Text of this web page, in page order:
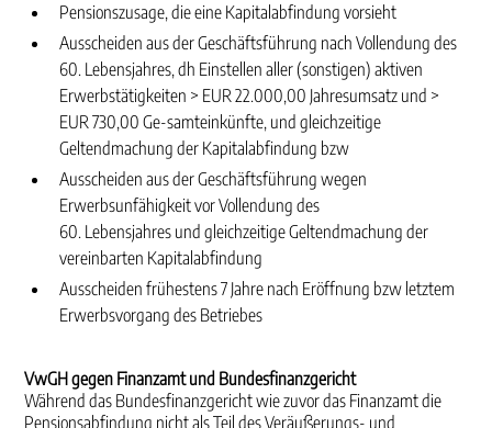
Pensionszusage, die eine Kapitalabfindung vorsieht
Ausscheiden aus der Geschäftsführung nach Vollendung des
60. Lebensjahres, dh Einstellen aller (sonstigen) aktiven
Erwerbstätigkeiten > EUR 22.000,00 Jahresumsatz und >
EUR 730,00 Ge-samteinkünfte, und gleichzeitige
Geltendmachung der Kapitalabfindung bzw
Ausscheiden aus der Geschäftsführung wegen
Erwerbsunfähigkeit vor Vollendung des
60. Lebensjahres und gleichzeitige Geltendmachung der
vereinbarten Kapitalabfindung
Ausscheiden frühestens 7 Jahre nach Eröffnung bzw letztem
Erwerbsvorgang des Betriebes
VwGH gegen Finanzamt und Bundesfinanzgericht
Während das Bundesfinanzgericht wie zuvor das Finanzamt die
Pensionsabfindung nicht als Teil des Veräußerungs- und